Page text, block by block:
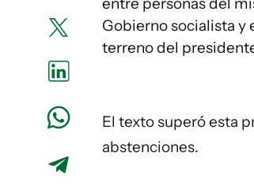
Gobierno socialista y
terreno del
El texto superó esta
abstenciones.